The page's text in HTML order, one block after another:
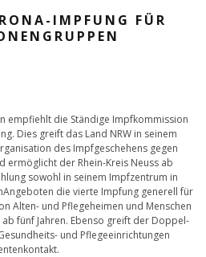
IMPFUNG FÜR
empfiehlt die Ständige Impfkommission
Dies greift das Land NRW in seinem
des Impfgeschehens gegen
ermöglicht der Rhein-Kreis Neuss ab
sowohl in seinem Impfzentrum in
die vierte Impfung generell für
Alten- und Pflegeheimen und Menschen
fünf Jahren. Ebenso greift der Doppel-
und Pflegeeinrichtungen